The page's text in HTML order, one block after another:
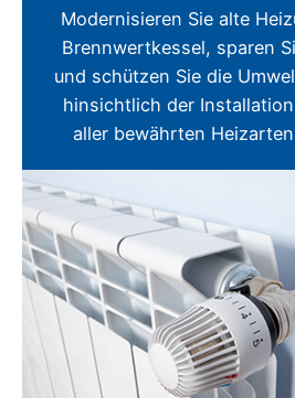
Modernisieren Sie alte
Brennwertkessel, sparen
und schützen Sie die
hinsichtlich der
aller bewährten